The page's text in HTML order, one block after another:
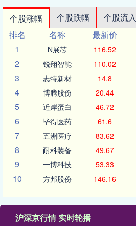
个股涨幅 个股跌幅 个股流入
排名
名称 最新价
1
N展芯 116.52
2 锐翔智能 110.02
3 志特新材 14.8
4 博腾股份 20.44
5 近岸蛋白 46.72
6 毕得医药 61.6
7 五洲医疗 83.62
8 耐科装备 49.67
9 一博科技 53.33
10 方邦股份 146.16
沪深京行情 实时轮播